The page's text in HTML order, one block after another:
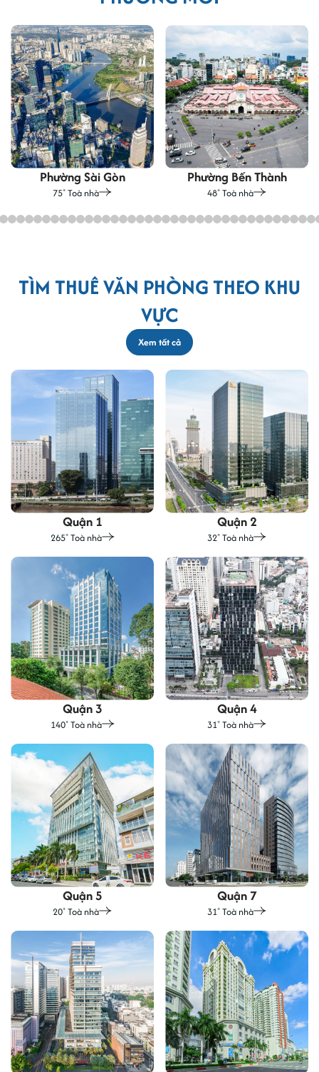
Phường Sài Gòn
75+ Toà nhà
Phường Bến Thành
48+ Toà nhà
TÌM THUÊ VĂN PHÒNG THEO KHU
VỰC
Xem tất cả
Quận 1
265+Toà nhà
Quận 2
32+ Toà nhà
Quận 3
140+Toà nhà
Quận 4
31+ Toà nhà
Quận 5
20+ Toà nhà
Quận 7
31+ Toà nhà